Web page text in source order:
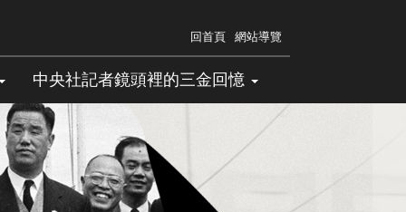
回首頁 網站導覽
中央社記者鏡頭裡的三金回憶